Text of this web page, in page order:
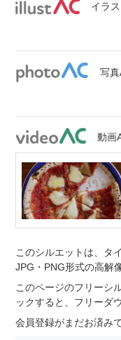
イラ
写
動画
このシルエットは、タ
JPG・PNG形式の高解
このページのフリーシ
ックすると、フリーダ
会員登録がまだお済み